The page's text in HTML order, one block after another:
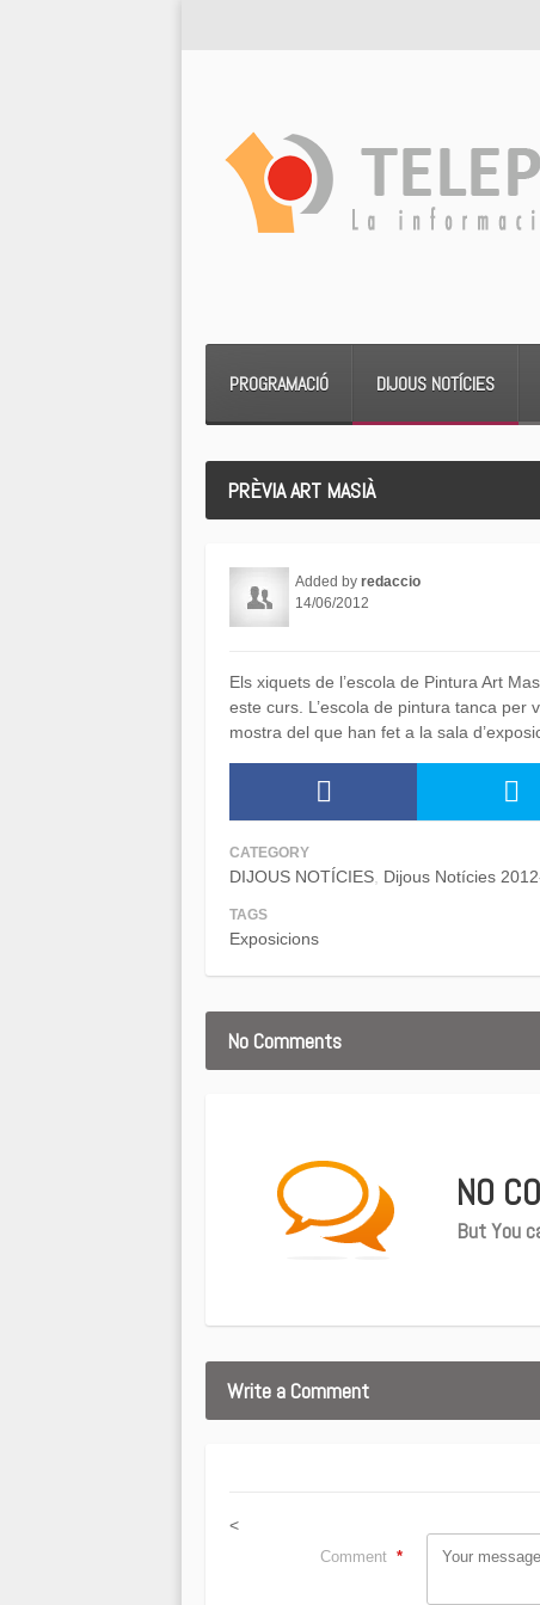
PROGRAMACIÓ DIJOUS NOTÍCIES
PRÈVIA ART MASIÀ
Added by redaccio
14/06/2012
Els xiquets de l’escola de Pintura Art
este curs. L’escola de pintura tanca
mostra del que han fet a la sala
CATEGORY
DIJOUS NOTÍCIES Dijous Notícies
TAGS
Exposicions
No Comments
NO
But You
Write a Comment
<
Comment *